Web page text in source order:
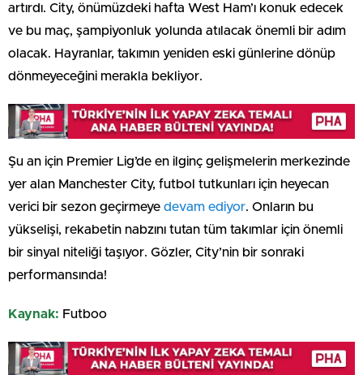
artırdı. City, önümüzdeki hafta West Ham’ı konuk edecek
ve bu maç, şampiyonluk yolunda atılacak önemli bir adım
olacak. Hayranlar, takımın yeniden eski günlerine dönüp
dönmeyeceğini merakla bekliyor.
Şu an için Premier Lig’de en ilginç gelişmelerin merkezinde
yer alan Manchester City, futbol tutkunları için heyecan
verici bir sezon geçirmeye devam ediyor. Onların bu
yükselişi, rekabetin nabzını tutan tüm takımlar için önemli
bir sinyal niteliği taşıyor. Gözler, City’nin bir sonraki
performansında!
Kaynak: Futboo